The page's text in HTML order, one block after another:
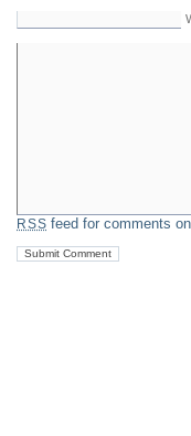
RSS feed for comments